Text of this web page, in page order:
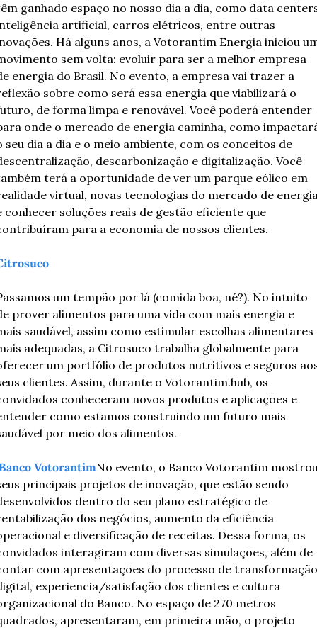
ganhado espaço no nosso dia a dia, como data
artificial, carros elétricos, entre outras
Há alguns anos, a Votorantim Energia iniciou
sem volta: evoluir para ser a melhor empresa
energia do Brasil. No evento, a empresa vai trazer a
sobre como será essa energia que viabilizará o
de forma limpa e renovável. Você poderá entender
onde o mercado de energia caminha, como
seu dia a dia e o meio ambiente, com os conceitos de
descarbonização e digitalização. Você
terá a oportunidade de ver um parque eólico em
virtual, novas tecnologias do mercado de
conhecer soluções reais de gestão eficiente que
para a economia de nossos clientes.
um tempão por lá (comida boa, né?). No intuito
prover alimentos para uma vida com mais energia e
saudável, assim como estimular escolhas alimentares
adequadas, a Citrosuco trabalha globalmente para
um portfólio de produtos nutritivos e seguros
clientes. Assim, durante o Votorantim.hub, os
conheceram novos produtos e aplicações e
como estamos construindo um futuro mais
por meio dos alimentos.
VotorantimNo evento, o Banco Votorantim
principais projetos de inovação, que estão sendo
dentro do seu plano estratégico de
dos negócios, aumento da eficiência
e diversificação de receitas. Dessa forma, os
interagiram com diversas simulações, além de
com apresentações do processo de transformação
experiencia/satisfação dos clientes e cultura
do Banco. No espaço de 270 metros
apresentaram, em primeira mão, o projeto